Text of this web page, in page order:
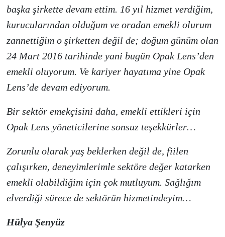
başka şirkette devam ettim. 16 yıl hizmet verdiğim,
kurucularından olduğum ve oradan emekli olurum
zannettiğim o şirketten değil de; doğum günüm olan
24 Mart 2016 tarihinde yani bugün Opak Lens’den
emekli oluyorum. Ve kariyer hayatıma yine Opak
Lens’de devam ediyorum.
Bir sektör emekçisini daha, emekli ettikleri için
Opak Lens yöneticilerine sonsuz teşekkürler…
Zorunlu olarak yaş beklerken değil de, fiilen
çalışırken, deneyimlerimle sektöre değer katarken
emekli olabildiğim için çok mutluyum. Sağlığım
elverdiği sürece de sektörün hizmetindeyim…
Hülya Şenyüz